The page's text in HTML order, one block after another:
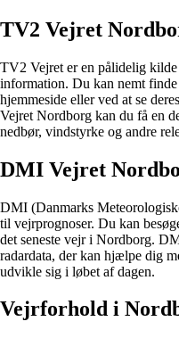
TV2 Vejret
TV2 Vejret er en pålidelig
information. Du kan nemt
hjemmeside eller ved at se
Vejret Nordborg kan du få en
nedbør, vindstyrke og andre
DMI Vejret
DMI (Danmarks
til vejrprognoser. Du kan
det seneste vejr i Nordborg.
radardata, der kan hjælpe dig
udvikle sig i løbet af dagen.
Vejrforhold i